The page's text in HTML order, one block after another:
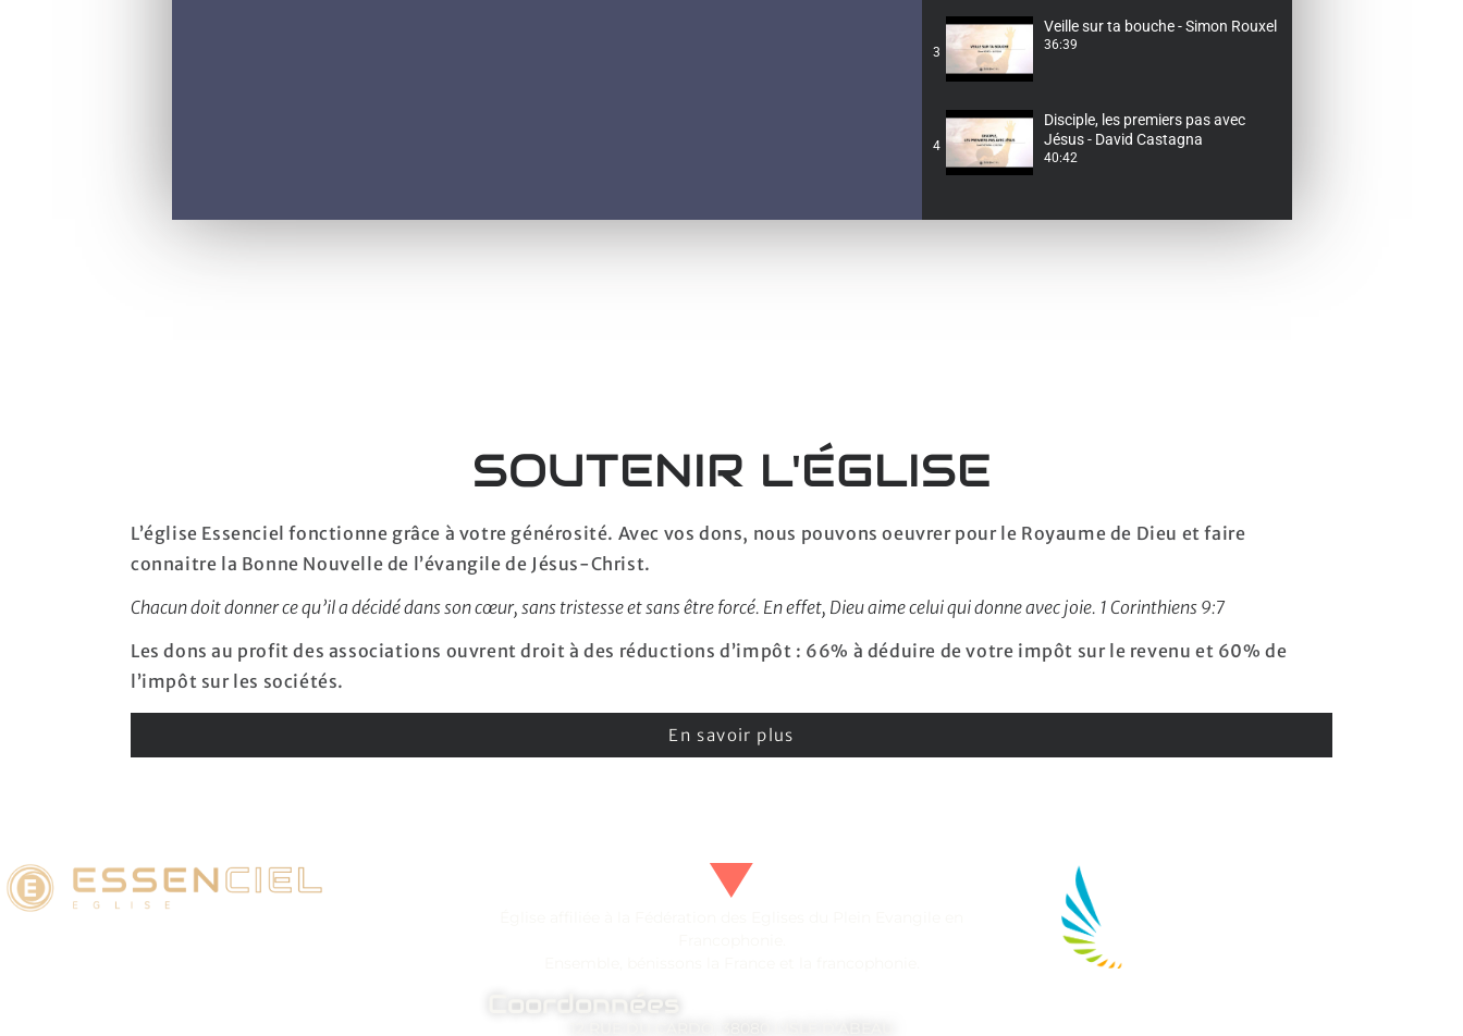
3
Veille sur ta bouche - Simon Rouxel
36:39
4
Disciple, les premiers pas avec
Jésus - David Castagna
40:42
SOUTENIR L'ÉGLISE
L’église Essenciel fonctionne grâce à votre générosité. Avec vos dons, nous pouvons oeuvrer pour le Royaume de Dieu et faire
connaitre la Bonne Nouvelle de l’évangile de Jésus-Christ.
Chacun doit donner ce qu’il a décidé dans son cœur, sans tristesse et sans être forcé. En effet, Dieu aime celui qui donne avec joie. 1 Corinthiens 9:7
Les dons au profit des associations ouvrent droit à des réductions d’impôt : 66% à déduire de votre impôt sur le revenu et 60% de
l’impôt sur les sociétés.
En savoir plus
Coordonnées